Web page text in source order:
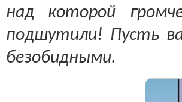
над которой
подшутили! Пусть
безобидными.